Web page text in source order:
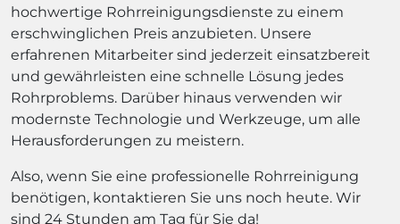
hochwertige Rohrreinigungsdienste zu einem
erschwinglichen Preis anzubieten. Unsere
erfahrenen Mitarbeiter sind jederzeit einsatzbereit
und gewährleisten eine schnelle Lösung jedes
Rohrproblems. Darüber hinaus verwenden wir
modernste Technologie und Werkzeuge, um alle
Herausforderungen zu meistern.
Also, wenn Sie eine professionelle Rohrreinigung
benötigen, kontaktieren Sie uns noch heute. Wir
sind 24 Stunden am Tag für Sie da!